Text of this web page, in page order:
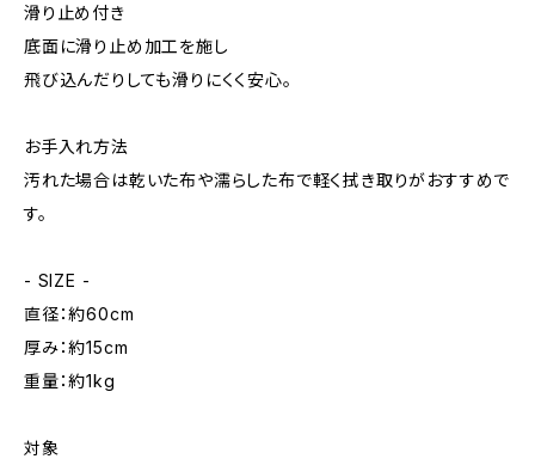
滑り止め付き
底面に滑り止め加工を施し
飛び込んだりしても滑りにくく安心。
お手入れ方法
汚れた場合は乾いた布や濡らした布で軽く拭き取りがおすすめで
す。
- SIZE -
直径：約60cm
厚み：約15cm
重量：約1kg
対象